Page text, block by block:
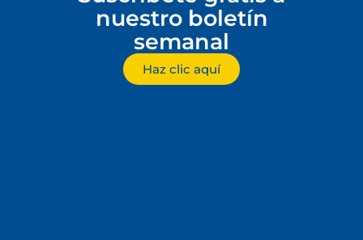
nuestro boletín
semanal
Haz clic aquí